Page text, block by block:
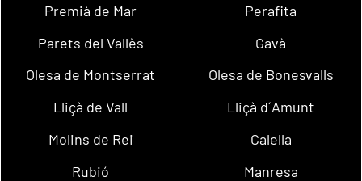
Premià de Mar
Perafita
Parets del Vallès
Gavà
Olesa de Montserrat
Olesa de Bonesvalls
Lliçà de Vall
Lliçà d´Amunt
Molins de Rei
Calella
Rubió
Manresa